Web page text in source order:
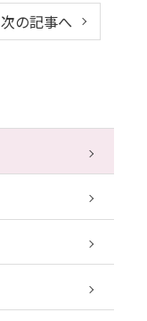
次の記事へ